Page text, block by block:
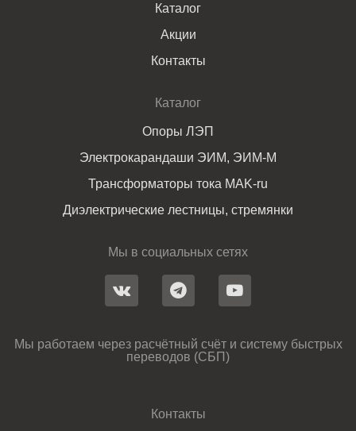
Каталог
Акции
Контакты
Каталог
Опоры ЛЭП
Электрокарандаши ЭИМ, ЭИМ-М
Трансформаторы тока MAK-ru
Диэлектрические лестницы, стремянки
Мы в социальных сетях
Мы работаем через расчётный счёт и систему быстрых
переводов (СБП)
Контакты